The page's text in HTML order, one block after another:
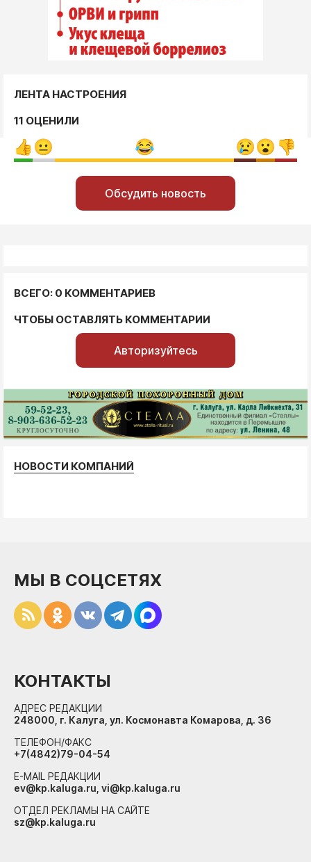
ЛЕНТА НАСТРОЕНИЯ
11 ОЦЕНИЛИ
Обсудить новость
ВСЕГО: 0 КОММЕНТАРИЕВ
ЧТОБЫ ОСТАВЛЯТЬ КОММЕНТАРИИ
Авторизуйтесь
НОВОСТИ КОМПАНИЙ
МЫ В СОЦСЕТЯХ
КОНТАКТЫ
АДРЕС РЕДАКЦИИ
248000, г. Калуга, ул. Космонавта Комарова, д. 36
ТЕЛЕФОН/ФАКС
+7(4842)79-04-54
E-MAIL РЕДАКЦИИ
ev@kp.kaluga.ru, vi@kp.kaluga.ru
ОТДЕЛ РЕКЛАМЫ НА САЙТЕ
sz@kp.kaluga.ru